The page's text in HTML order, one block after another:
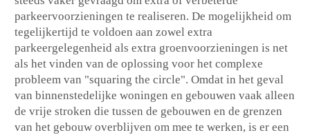
parkeervoorzieningen te realiseren. De mogelijkheid om
tegelijkertijd te voldoen aan zowel extra
parkeergelegenheid als extra groenvoorzieningen is net
als het vinden van de oplossing voor het complexe
probleem van "squaring the circle". Omdat in het geval
van binnenstedelijke woningen en gebouwen vaak alleen
de vrije stroken die tussen de gebouwen en de grenzen
van het gebouw overblijven om mee te werken, is er een